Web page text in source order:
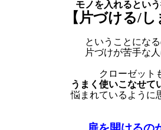
モノを入れるとい
【片づける/し
ということにな
片づけが苦手な
クローゼット
うまく使いこなせて
悩まれているように